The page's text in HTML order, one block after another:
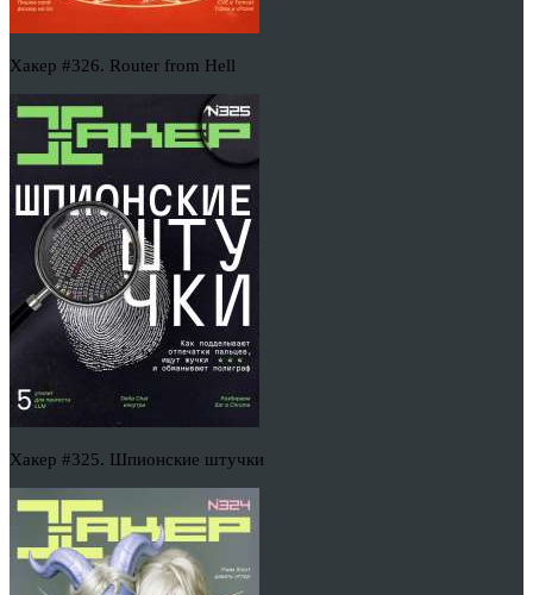
Хакер #326. Router from Hell
Хакер #325. Шпионские штучки